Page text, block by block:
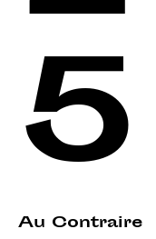
5
Au Contraire